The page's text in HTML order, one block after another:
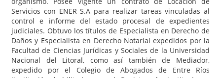
Servicios con ENER S.A para realizar tareas vinculadas al
control e informe del estado procesal de expedientes
judiciales. Obtuvo los títulos de Especialista en Derecho de
Daños y Especialista en Derecho Notarial expedidos por la
Facultad de Ciencias Jurídicas y Sociales de la Universidad
Nacional del Litoral, como así también de Mediador,
expedido por el Colegio de Abogados de Entre Ríos